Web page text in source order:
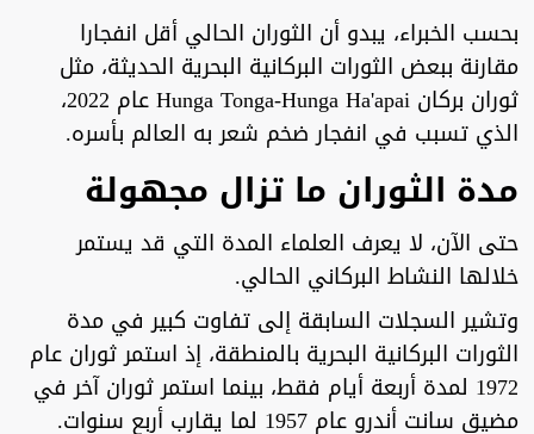
بحسب الخبراء، يبدو أن الثوران الحالي أقل انفجارا
مقارنة ببعض الثورات البركانية البحرية الحديثة، مثل
ثوران بركان Hunga Tonga-Hunga Ha'apai عام 2022،
الذي تسبب في انفجار ضخم شعر به العالم بأسره.
مدة الثوران ما تزال مجهولة
حتى الآن، لا يعرف العلماء المدة التي قد يستمر
خلالها النشاط البركاني الحالي.
وتشير السجلات السابقة إلى تفاوت كبير في مدة
الثورات البركانية البحرية بالمنطقة، إذ استمر ثوران عام
1972 لمدة أربعة أيام فقط، بينما استمر ثوران آخر في
مضيق سانت أندرو عام 1957 لما يقارب أربع سنوات.